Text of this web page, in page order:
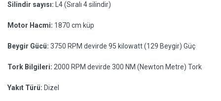
Silindir sayısı: L4 (Sıralı 4 silindir)
Motor Hacmi: 1870 cm küp
Beygir Gücü: 3750 RPM devirde 95 kilowatt (129 Beygir) Güç
Tork Bilgileri: 2000 RPM devirde 300 NM (Newton Metre) Tork
Yakıt Türü: Dizel